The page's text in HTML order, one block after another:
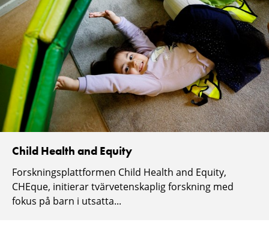
Child Health and Equity
Forskningsplattformen Child Health and Equity,
CHEque, initierar tvärvetenskaplig forskning med
fokus på barn i utsatta...